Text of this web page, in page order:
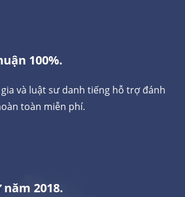
100%.
và luật sư danh tiếng hỗ trợ đánh
toàn miễn phí.
2018.